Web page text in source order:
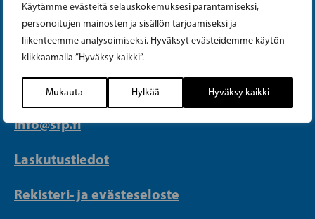
Käytämme evästeitä selauskokemuksesi parantamiseksi,
personoitujen mainosten ja sisällön tarjoamiseksi ja
liikenteemme analysoimiseksi. Hyväksyt evästeidemme käytön
klikkaamalla ”Hyväksy kaikki”.
Mukauta Hylkää Hyväksy kaikki
PUOLUETOIMISTO
Puhelin (09) 693 070
PL 430, 00101 Helsinki
Yrjönkatu 27, 00100 Helsinki
info@sfp.fi
Laskutustiedot
Rekisteri- ja evästeseloste